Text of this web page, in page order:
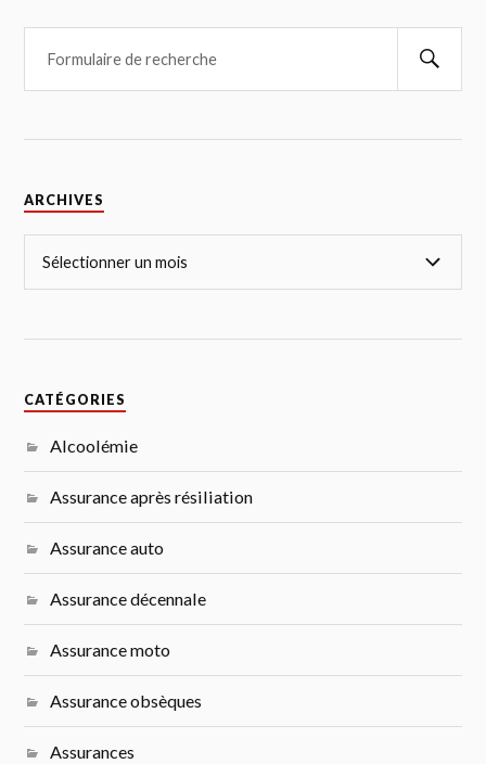
ARCHIVES
CATÉGORIES
Alcoolémie
Assurance après résiliation
Assurance auto
Assurance décennale
Assurance moto
Assurance obsèques
Assurances